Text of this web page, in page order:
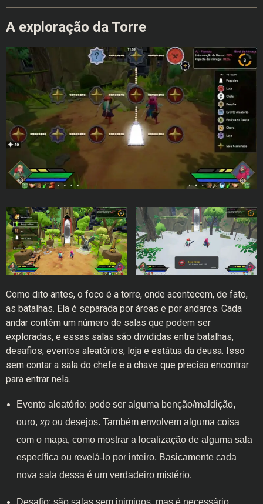
A exploração da Torre
Como dito antes, o foco é a torre, onde acontecem, de fato,
as batalhas. Ela é separada por áreas e por andares. Cada
andar contém um número de salas que podem ser
exploradas, e essas salas são divididas entre batalhas,
desafios, eventos aleatórios, loja e estátua da deusa. Isso
sem contar a sala do chefe e a chave que precisa encontrar
para entrar nela.
Evento aleatório: pode ser alguma benção/maldição,
ouro, xp ou desejos. Também envolvem alguma coisa
com o mapa, como mostrar a localização de alguma sala
específica ou revelá-lo por inteiro. Basicamente cada
nova sala dessa é um verdadeiro mistério.
Desafio: são salas sem inimigos, mas é necessário